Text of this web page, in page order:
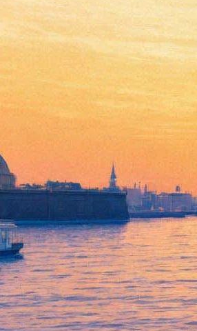
В «Манеже»
бесплатный
фестиваль